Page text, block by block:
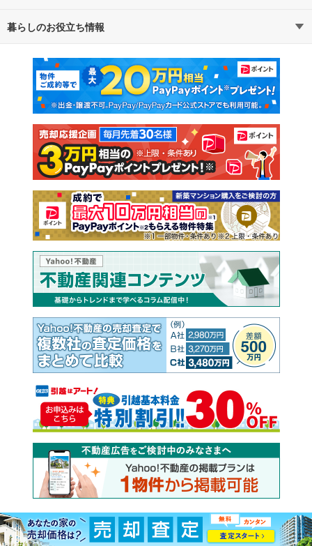
不動産・住宅
新築マンション 中古マンション
新築一戸建て 中古一戸建て
注文住宅 土地
売却査定
暮らしのお役立ち情報
マンションカタログ 教えて！住まいの先生